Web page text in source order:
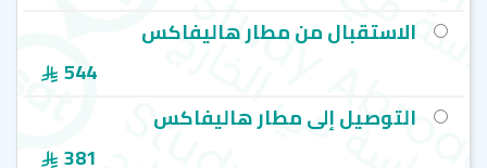
الاستقبال من مطار هاليفاكس
544
التوصيل إلى مطار هاليفاكس
381